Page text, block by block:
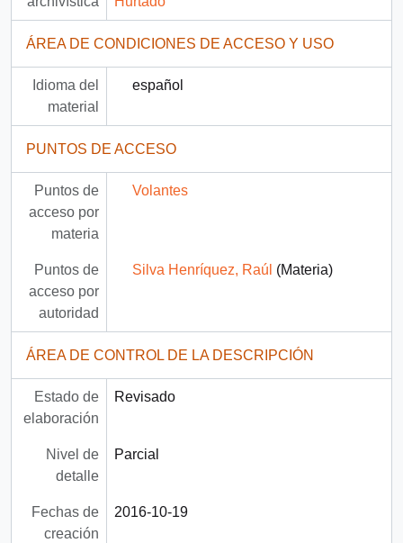
ÁREA DE CONDICIONES DE ACCESO Y USO
Idioma del
material
español
PUNTOS DE ACCESO
Puntos de
acceso por
materia
Volantes
Puntos de
acceso por
autoridad
Silva Henríquez, Raúl (Materia)
ÁREA DE CONTROL DE LA DESCRIPCIÓN
Estado de
elaboración
Revisado
Nivel de
detalle
Parcial
Fechas de
creación
2016-10-19